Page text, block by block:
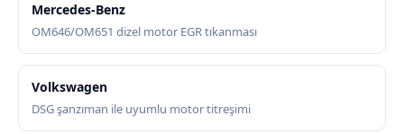
Mercedes-Benz
OM646/OM651 dizel motor EGR tıkanması
Volkswagen
DSG şanzıman ile uyumlu motor titreşimi